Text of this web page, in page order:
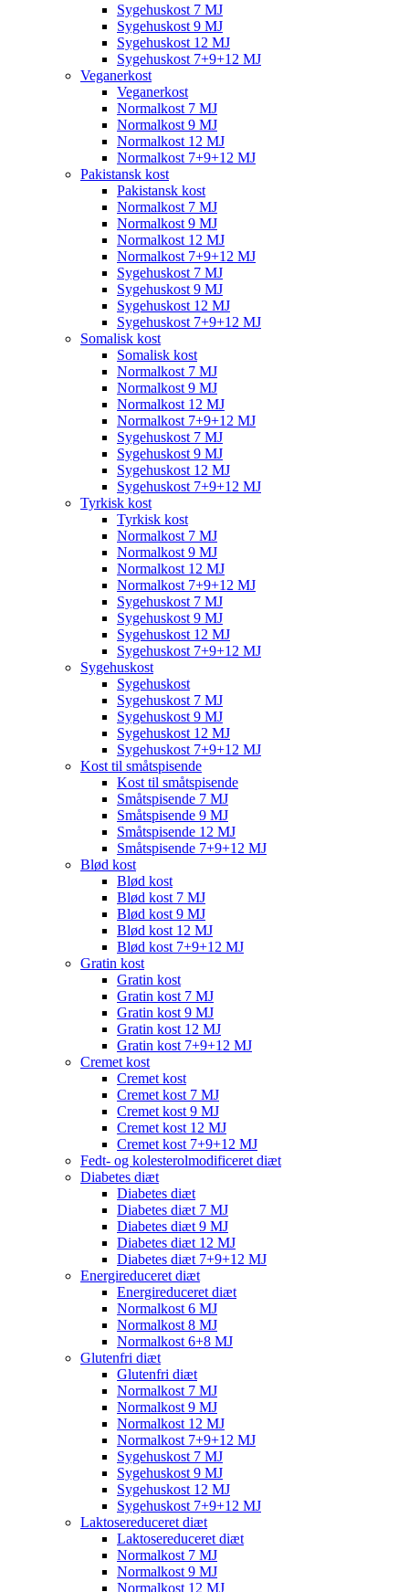
Sygehuskost 7 MJ
Sygehuskost 9 MJ
Sygehuskost 12 MJ
Sygehuskost 7+9+12 MJ
Veganerkost
Veganerkost
Normalkost 7 MJ
Normalkost 9 MJ
Normalkost 12 MJ
Normalkost 7+9+12 MJ
Pakistansk kost
Pakistansk kost
Normalkost 7 MJ
Normalkost 9 MJ
Normalkost 12 MJ
Normalkost 7+9+12 MJ
Sygehuskost 7 MJ
Sygehuskost 9 MJ
Sygehuskost 12 MJ
Sygehuskost 7+9+12 MJ
Somalisk kost
Somalisk kost
Normalkost 7 MJ
Normalkost 9 MJ
Normalkost 12 MJ
Normalkost 7+9+12 MJ
Sygehuskost 7 MJ
Sygehuskost 9 MJ
Sygehuskost 12 MJ
Sygehuskost 7+9+12 MJ
Tyrkisk kost
Tyrkisk kost
Normalkost 7 MJ
Normalkost 9 MJ
Normalkost 12 MJ
Normalkost 7+9+12 MJ
Sygehuskost 7 MJ
Sygehuskost 9 MJ
Sygehuskost 12 MJ
Sygehuskost 7+9+12 MJ
Sygehuskost
Sygehuskost
Sygehuskost 7 MJ
Sygehuskost 9 MJ
Sygehuskost 12 MJ
Sygehuskost 7+9+12 MJ
Kost til småtspisende
Kost til småtspisende
Småtspisende 7 MJ
Småtspisende 9 MJ
Småtspisende 12 MJ
Småtspisende 7+9+12 MJ
Blød kost
Blød kost
Blød kost 7 MJ
Blød kost 9 MJ
Blød kost 12 MJ
Blød kost 7+9+12 MJ
Gratin kost
Gratin kost
Gratin kost 7 MJ
Gratin kost 9 MJ
Gratin kost 12 MJ
Gratin kost 7+9+12 MJ
Cremet kost
Cremet kost
Cremet kost 7 MJ
Cremet kost 9 MJ
Cremet kost 12 MJ
Cremet kost 7+9+12 MJ
Fedt- og kolesterolmodificeret diæt
Diabetes diæt
Diabetes diæt
Diabetes diæt 7 MJ
Diabetes diæt 9 MJ
Diabetes diæt 12 MJ
Diabetes diæt 7+9+12 MJ
Energireduceret diæt
Energireduceret diæt
Normalkost 6 MJ
Normalkost 8 MJ
Normalkost 6+8 MJ
Glutenfri diæt
Glutenfri diæt
Normalkost 7 MJ
Normalkost 9 MJ
Normalkost 12 MJ
Normalkost 7+9+12 MJ
Sygehuskost 7 MJ
Sygehuskost 9 MJ
Sygehuskost 12 MJ
Sygehuskost 7+9+12 MJ
Laktosereduceret diæt
Laktosereduceret diæt
Normalkost 7 MJ
Normalkost 9 MJ
Normalkost 12 MJ